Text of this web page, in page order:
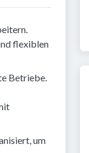
flexiblen
Betriebe.
um